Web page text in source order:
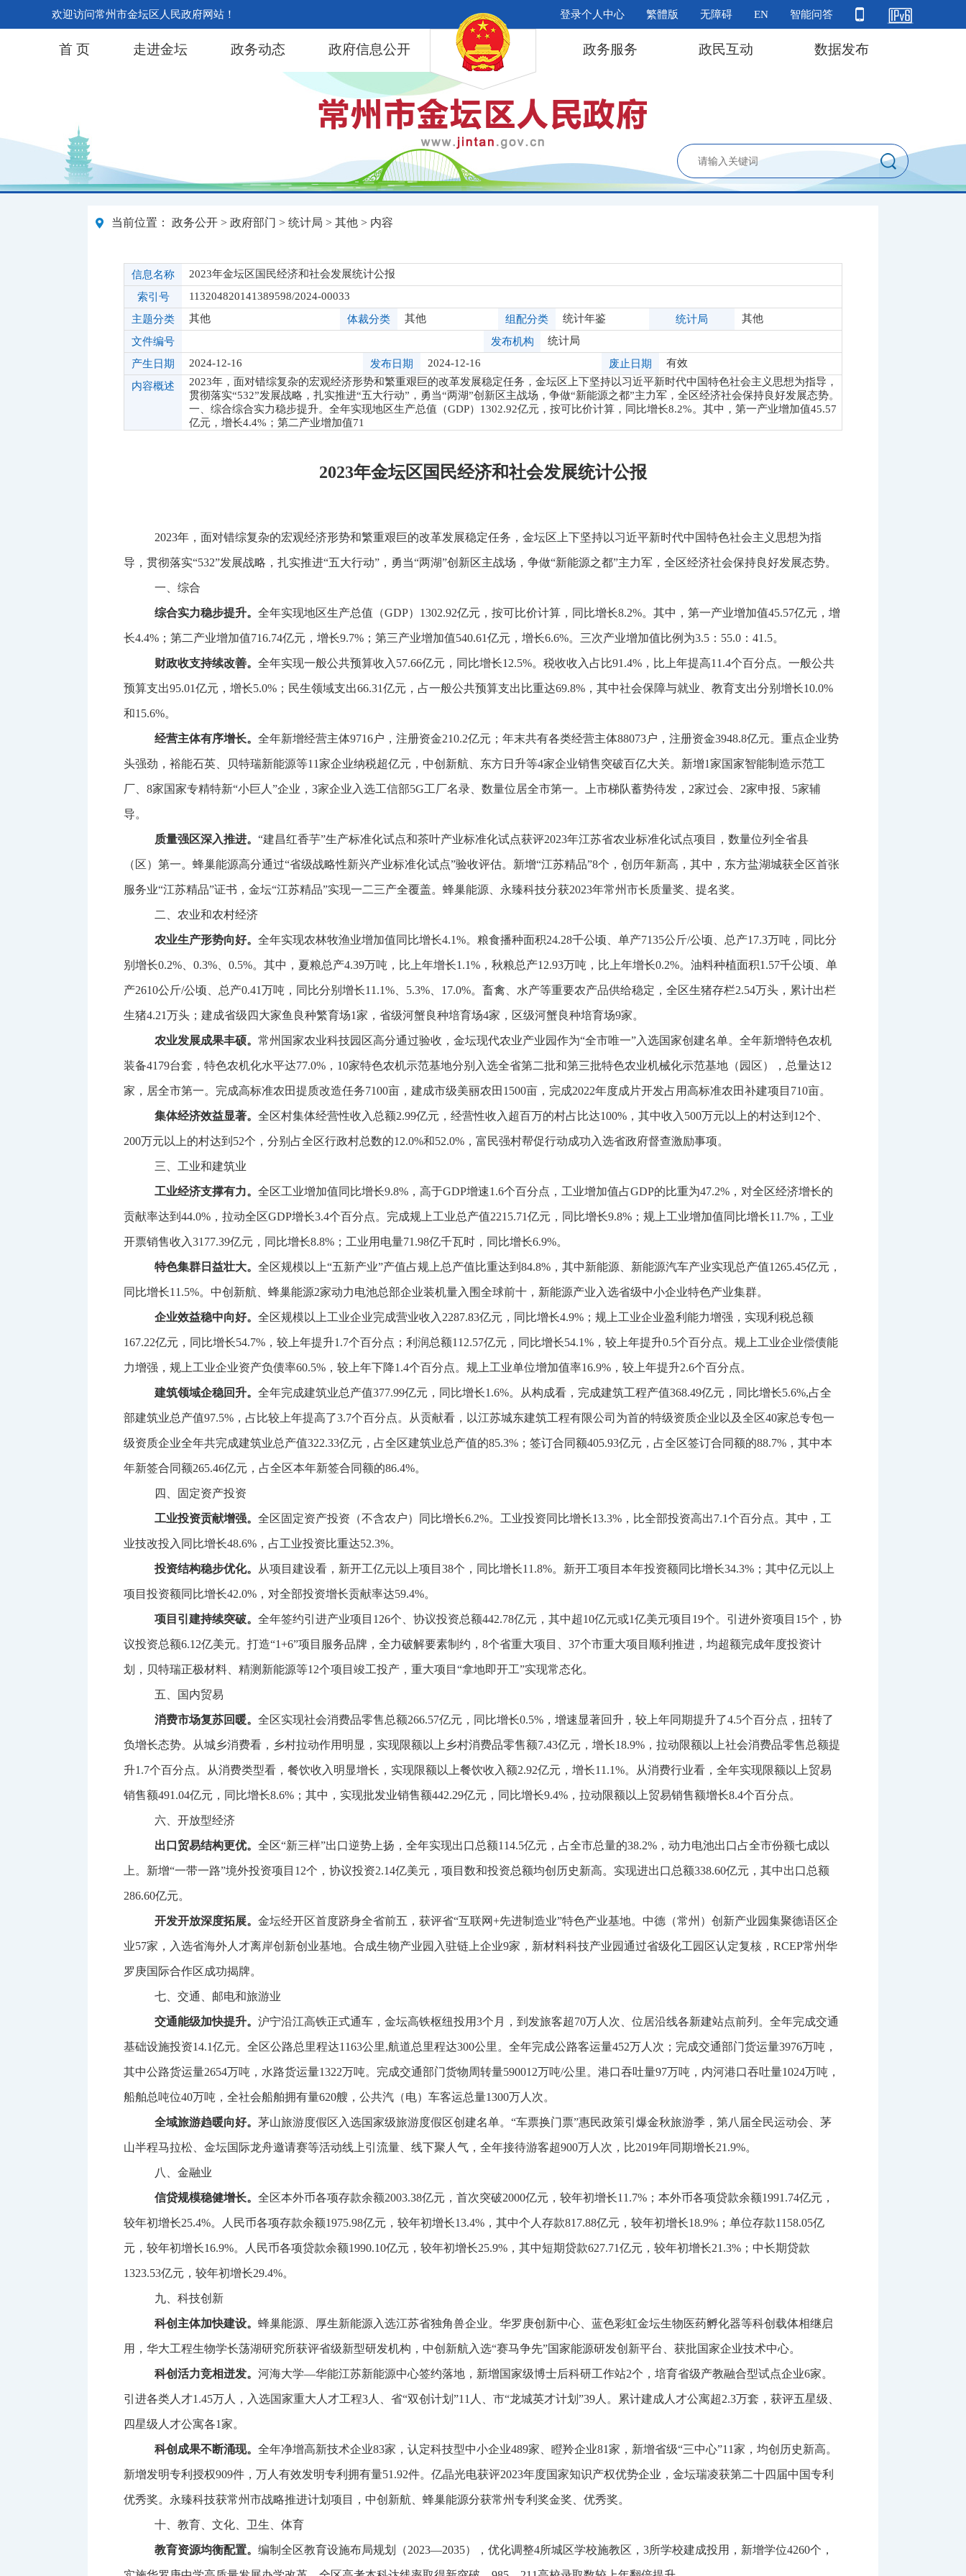
欢迎访问常州市金坛区人民政府网站！ 登录个人中心 繁體版 无障碍 EN 智能问答
首 页 走进金坛 政务动态 政府信息公开 政务服务 政民互动 数据发布
当前位置： 政务公开 > 政府部门 > 统计局 > 其他 > 内容
信息名称
2023年金坛区国民经济和社会发展统计公报
索引号
113204820141389598/2024-00033
主题分类
其他 体裁分类 其他 组配分类 统计年鉴 统计局
其他
文件编号
发布机构
统计局
产生日期
2024-12-16 发布日期 2024-12-16 废止日期
有效
内容概述
2023年，面对错综复杂的宏观经济形势和繁重艰巨的改革发展稳定任务，金坛区上下坚持以习近平新时代中国特色社会主义思想为指导，
贯彻落实“532”发展战略，扎实推进“五大行动”，勇当“两湖”创新区主战场，争做“新能源之都”主力军，全区经济社会保持良好发展态势。
一、综合综合实力稳步提升。全年实现地区生产总值（GDP）1302.92亿元，按可比价计算，同比增长8.2%。其中，第一产业增加值45.57
亿元，增长4.4%；第二产业增加值71
2023年金坛区国民经济和社会发展统计公报
2023年，面对错综复杂的宏观经济形势和繁重艰巨的改革发展稳定任务，金坛区上下坚持以习近平新时代中国特色社会主义思想为指
导，贯彻落实“532”发展战略，扎实推进“五大行动”，勇当“两湖”创新区主战场，争做“新能源之都”主力军，全区经济社会保持良好发展态势。
一、综合
综合实力稳步提升。 全年实现地区生产总值（GDP） 1302.92亿元，按可比价计算，同比增长8.2%。其中，第一产业增加值45.57亿元，增
长4.4% ；第二产业增加值716.74亿元，增长9.7% ；第三产业增加值540.61亿元，增长6.6%。三次产业增加值比例为3.5 ： 55.0 ： 41.5。
财政收支持续改善。 全年实现一般公共预算收入 57.66亿元，同比增长12.5%。税收收入占比91.4%，比上年提高11.4个百分点。一般公共
预算支出95.01亿元，增长5.0% ；民生领域支出66.31亿元，占一般公共预算支出比重达69.8% ，其中社会保障与就业、教育支出分别增长10.0%
和15.6%。
经营主体有序增长。 全年新增经营主体9716户，注册资金210.2亿元；年末共有各类经营主体88073户，注册资金3948.8亿元。重点企业势
头强劲，裕能石英、贝特瑞新能源等11家企业纳税超亿元，中创新航、东方日升等4家企业销售突破百亿大关。新增1家国家智能制造示范工
厂、 8家国家专精特新“小巨人”企业， 3家企业入选工信部5G工厂名录、数量位居全市第一。上市梯队蓄势待发， 2家过会、 2家申报、 5家辅
导。
质量强区深入推进。 “建昌红香芋”生产标准化试点和茶叶产业标准化试点获评2023年江苏省农业标准化试点项目，数量位列全省县
（区）第一。蜂巢能源高分通过“省级战略性新兴产业标准化试点”验收评估。新增“江苏精品”8个，创历年新高，其中，东方盐湖城获全区首张
服务业“江苏精品”证书，金坛“江苏精品”实现一二三产全覆盖。蜂巢能源、永臻科技分获2023年常州市长质量奖、提名奖。
二、农业和农村经济
农业生产形势向好。 全年实现农林牧渔业增加值同比增长4.1%。粮食播种面积24.28千公顷、单产7135公斤/公顷、总产17.3万吨，同比分
别增长0.2% 0.3% 0.5%。其中，夏粮总产4.39万吨，比上年增长1.1% ，秋粮总产12.93万吨，比上年增长0.2%。油料种植面积1.57千公顷、单
产2610公斤/公顷、总产0.41万吨，同比分别增长11.1% 5.3% 17.0%。畜禽、水产等重要农产品供给稳定，全区生猪存栏2.54万头，累计出栏
生猪4.21万头；建成省级四大家鱼良种繁育场1家，省级河蟹良种培育场4家，区级河蟹良种培育场9家。
农业发展成果丰硕。 常州国家农业科技园区高分通过验收，金坛现代农业产业园作为“全市唯一”入选国家创建名单。全年新增特色农机
装备4179台套，特色农机化水平达77.0% ， 10家特色农机示范基地分别入选全省第二批和第三批特色农业机械化示范基地（园区），总量达12
家，居全市第一。完成高标准农田提质改造任务7100亩，建成市级美丽农田 1500亩，完成2022年度成片开发占用高标准农田补建项目 710亩。
集体经济效益显著。 全区村集体经营性收入总额2.99亿元，经营性收入超百万的村占比达100%，其中收入 500万元以上的村达到 12个、
200万元以上的村达到 52个，分别占全区行政村总数的12.0%和52.0% ，富民强村帮促行动成功入选省政府督查激励事项。
三、工业和建筑业
工业经济支撑有力。 全区工业增加值同比增长9.8%，高于GDP增速1.6个百分点，工业增加值占GDP的比重为47.2%，对全区经济增长的
贡献率达到 44.0% ，拉动全区GDP增长3.4个百分点。完成规上工业总产值2215.71亿元，同比增长9.8% ；规上工业增加值同比增长11.7% ，工业
开票销售收入3177.39亿元，同比增长8.8% ；工业用电量71.98亿千瓦时，同比增长6.9%。
特色集群日益壮大。 全区规模以上“五新产业”产值占规上总产值比重达到 84.8%， 其中新能源、新能源汽车产业实现总产值1265.45亿元，
同比增长11.5%。中创新航、蜂巢能源2家动力电池总部企业装机量入围全球前十，新能源产业入选省级中小企业特色产业集群。
企业效益稳中向好。 全区规模以上工业企业完成营业收入 2287.83亿元，同比增长4.9%；规上工业企业盈利能力增强，实现利税总额
167.22亿元，同比增长54.7% ，较上年提升1.7个百分点；利润总额112.57亿元，同比增长54.1% ，较上年提升0.5个百分点。规上工业企业偿债能
力增强，规上工业企业资产负债率60.5% ，较上年下降1.4个百分点。规上工业单位增加值率16.9% ，较上年提升2.6个百分点。
建筑领域企稳回升。 全年完成建筑业总产值377.99亿元，同比增长1.6%。从构成看，完成建筑工程产值368.49亿元，同比增长5.6%,占全
部建筑业总产值97.5% ，占比较上年提高了3.7个百分点。从贡献看，以江苏城东建筑工程有限公司为首的特级资质企业以及全区40家总专包一
级资质企业全年共完成建筑业总产值322.33亿元，占全区建筑业总产值的85.3% ；签订合同额405.93亿元，占全区签订合同额的88.7% ，其中本
年新签合同额265.46亿元，占全区本年新签合同额的86.4%。
四、固定资产投资
工业投资贡献增强。 全区固定资产投资（不含农户）同比增长6.2%。工业投资同比增长13.3%，比全部投资高出7.1个百分点。其中，工
业技改投入同比增长48.6% ，占工业投资比重达52.3%。
投资结构稳步优化。 从项目建设看，新开工亿元以上项目 38个，同比增长11.8%。新开工项目本年投资额同比增长34.3%；其中亿元以上
项目投资额同比增长42.0% ，对全部投资增长贡献率达59.4%。
项目引建持续突破。 全年签约引进产业项目 126个、协议投资总额442.78亿元，其中超10亿元或1亿美元项目 19个。引进外资项目 15个，协
议投资总额6.12亿美元。打造“1+6”项目服务品牌，全力破解要素制约， 8个省重大项目、 37个市重大项目顺利推进，均超额完成年度投资计
划，贝特瑞正极材料、精测新能源等12个项目竣工投产，重大项目“拿地即开工”实现常态化。
五、国内贸易
消费市场复苏回暖。 全区实现社会消费品零售总额266.57亿元，同比增长0.5%，增速显著回升，较上年同期提升了4.5个百分点，扭转了
负增长态势。从城乡消费看，乡村拉动作用明显，实现限额以上乡村消费品零售额7.43亿元，增长18.9% ，拉动限额以上社会消费品零售总额提
升1.7个百分点。从消费类型看，餐饮收入明显增长，实现限额以上餐饮收入额2.92亿元，增长11.1%。从消费行业看，全年实现限额以上贸易
销售额491.04亿元，同比增长8.6% ；其中，实现批发业销售额442.29亿元，同比增长9.4% ，拉动限额以上贸易销售额增长8.4个百分点。
六、开放型经济
出口贸易结构更优。 全区“新三样”出口逆势上扬，全年实现出口总额114.5亿元，占全市总量的38.2%，动力电池出口占全市份额七成以
上。新增“一带一路”境外投资项目 12个，协议投资2.14亿美元，项目数和投资总额均创历史新高。实现进出口总额338.60亿元，其中出口总额
286.60亿元。
开发开放深度拓展。 金坛经开区首度跻身全省前五，获评省“互联网+先进制造业”特色产业基地。中德（常州）创新产业园集聚德语区企
业57家，入选省海外人才离岸创新创业基地。合成生物产业园入驻链上企业9家，新材料科技产业园通过省级化工园区认定复核， RCEP常州华
罗庚国际合作区成功揭牌。
七、交通、邮电和旅游业
交通能级加快提升。 沪宁沿江高铁正式通车，金坛高铁枢纽投用3个月，到发旅客超70万人次、位居沿线各新建站点前列。全年完成交通
基础设施投资14.1亿元。全区公路总里程达1163公里,航道总里程达300公里。全年完成公路客运量452万人次；完成交通部门货运量3976万吨，
其中公路货运量2654万吨，水路货运量1322万吨。完成交通部门货物周转量590012万吨/公里。港口吞吐量97万吨，内河港口吞吐量1024万吨，
船舶总吨位40万吨，全社会船舶拥有量620艘，公共汽（电）车客运总量1300万人次。
全域旅游趋暖向好。 茅山旅游度假区入选国家级旅游度假区创建名单。 “车票换门票”惠民政策引爆金秋旅游季，第八届全民运动会、茅
山半程马拉松、金坛国际龙舟邀请赛等活动线上引流量、线下聚人气，全年接待游客超900万人次，比2019年同期增长21.9%。
八、金融业
信贷规模稳健增长。 全区本外币各项存款余额2003.38亿元，首次突破2000亿元，较年初增长11.7%；本外币各项贷款余额1991.74亿元，
较年初增长25.4%。人民币各项存款余额1975.98亿元，较年初增长13.4% ，其中个人存款817.88亿元，较年初增长18.9% ；单位存款1158.05亿
元，较年初增长16.9%。人民币各项贷款余额1990.10亿元，较年初增长25.9% ，其中短期贷款627.71亿元，较年初增长21.3% ；中长期贷款
1323.53亿元，较年初增长29.4%。
九、科技创新
科创主体加快建设。 蜂巢能源、厚生新能源入选江苏省独角兽企业。华罗庚创新中心、蓝色彩虹金坛生物医药孵化器等科创载体相继启
用，华大工程生物学长荡湖研究所获评省级新型研发机构，中创新航入选“赛马争先”国家能源研发创新平台、获批国家企业技术中心。
科创活力竞相迸发。 河海大学—华能江苏新能源中心签约落地，新增国家级博士后科研工作站2个，培育省级产教融合型试点企业6家。
引进各类人才1.45万人，入选国家重大人才工程3 人、省“双创计划”11 人、市“龙城英才计划”39 人。累计建成人才公寓超2.3万套，获评五星级、
四星级人才公寓各1家。
科创成果不断涌现。 全年净增高新技术企业83家，认定科技型中小企业489家、瞪羚企业81家，新增省级“三中心”11家，均创历史新高。
新增发明专利授权909件，万人有效发明专利拥有量51.92件。亿晶光电获评2023年度国家知识产权优势企业，金坛瑞凌获第二十四届中国专利
优秀奖。永臻科技获常州市战略推进计划项目，中创新航、蜂巢能源分获常州专利奖金奖、优秀奖。
十、教育、文化、卫生、体育
教育资源均衡配置。 编制全区教育设施布局规划（2023—2035），优化调整4所城区学校施教区， 3所学校建成投用，新增学位4260个，